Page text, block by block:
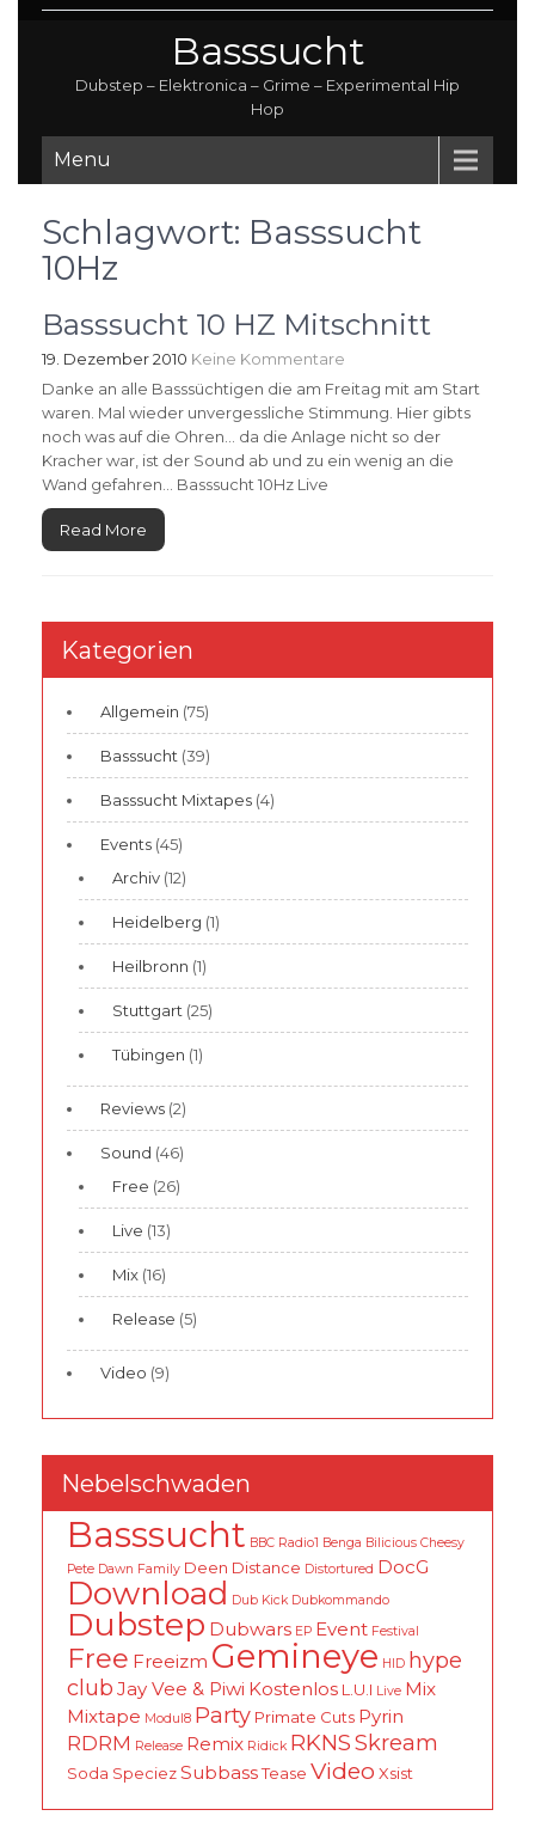
Basssucht
Dubstep – Elektronica – Grime – Experimental Hip
Hop
Menu
Schlagwort: Basssucht
10Hz
Basssucht 10 HZ Mitschnitt
19. Dezember 2010 Keine Kommentare
Danke an alle Basssüchtigen die am Freitag mit am Start
waren. Mal wieder unvergessliche Stimmung. Hier gibts
noch was auf die Ohren… da die Anlage nicht so der
Kracher war, ist der Sound ab und zu ein wenig an die
Wand gefahren… Basssucht 10Hz Live
Read More
Kategorien
Allgemein (75)
Basssucht (39)
Basssucht Mixtapes (4)
Events (45)
Archiv (12)
Heidelberg (1)
Heilbronn (1)
Stuttgart (25)
Tübingen (1)
Reviews (2)
Sound (46)
Free (26)
Live (13)
Mix (16)
Release (5)
Video (9)
Nebelschwaden
Basssucht BBC Radio1 Benga Bilicious Cheesy
Pete Dawn Family Deen Distance Distortured DocG
Download Dub Kick Dubkommando
Dubstep Dubwars EP Event Festival
Free Freeizm Gemineye HID hype
club Jay Vee & Piwi Kostenlos L.U.I Live Mix
Mixtape Modul8 Party Primate Cuts Pyrin
RDRM Release Remix Ridick RKNSSkream
Soda SpeciezSubbassTease Video Xsist